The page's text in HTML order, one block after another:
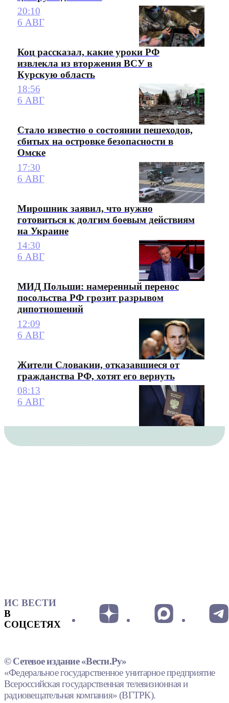
20:10
6 АВГ
Коц рассказал, какие уроки РФ
извлекла из вторжения ВСУ в
Курскую область
18:56
6 АВГ
Стало известно о состоянии пешеходов,
сбитых на островке безопасности в
Омске
17:30
6 АВГ
Мирошник заявил, что нужно
готовиться к долгим боевым действиям
на Украине
14:30
6 АВГ
МИД Польши: намеренный перенос
посольства РФ грозит разрывом
дипотношений
12:09
6 АВГ
Жители Словакии, отказавшиеся от
гражданства РФ, хотят его вернуть
08:13
6 АВГ
ИС ВЕСТИ
В
СОЦСЕТЯХ
© Сетевое издание «Вести.Ру»
«Федеральное государственное унитарное предприятие
Всероссийская государственная телевизионная и
радиовещательная компания» (ВГТРК).